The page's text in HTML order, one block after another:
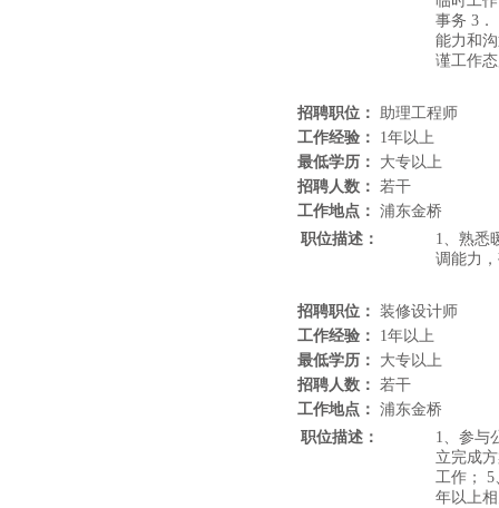
事务 3．
能力和
谨工作
招聘职位： 助理工程师
工作经验： 1年以上
最低学历： 大专以上
招聘人数： 若干
工作地点： 浦东金桥
职位描述：
1、熟悉
调能力
招聘职位： 装修设计师
工作经验： 1年以上
最低学历： 大专以上
招聘人数： 若干
工作地点： 浦东金桥
职位描述：
1、参与
立完成
工作； 5
年以上